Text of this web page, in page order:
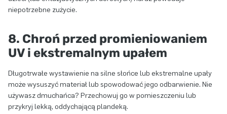
niepotrzebne zużycie.
8. Chroń przed promieniowaniem
UV i ekstremalnym upałem
Długotrwałe wystawienie na silne słońce lub ekstremalne upały
może wysuszyć materiał lub spowodować jego odbarwienie. Nie
używasz dmuchańca? Przechowuj go w pomieszczeniu lub
przykryj lekką, oddychającą plandeką.